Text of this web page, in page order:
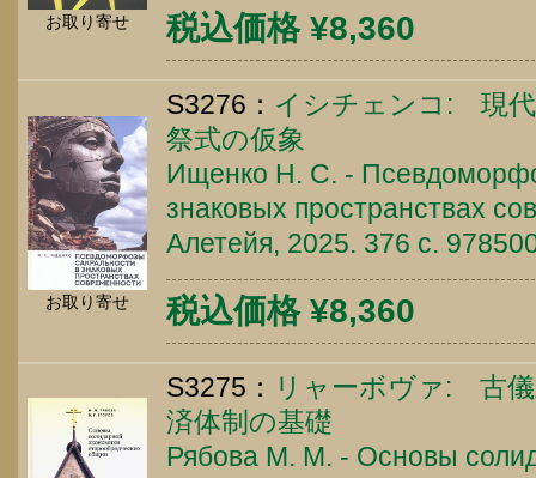
お取り寄せ 税込価格 ¥8,360
お取り寄せ
S3276： イシチェンコ: 現
祭式の仮象
Ищенко Н. С. -
знаковых пространствах
Алетейя, 2025. 376 c.
税込価格 ¥8,360
S3275： リャーボヴァ: 古
済体制の基礎
Рябова М. М. - Основы